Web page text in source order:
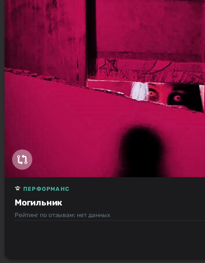
Могильник
ПЕРФОРМАНС
Рейтинг по отзывам: нет данных